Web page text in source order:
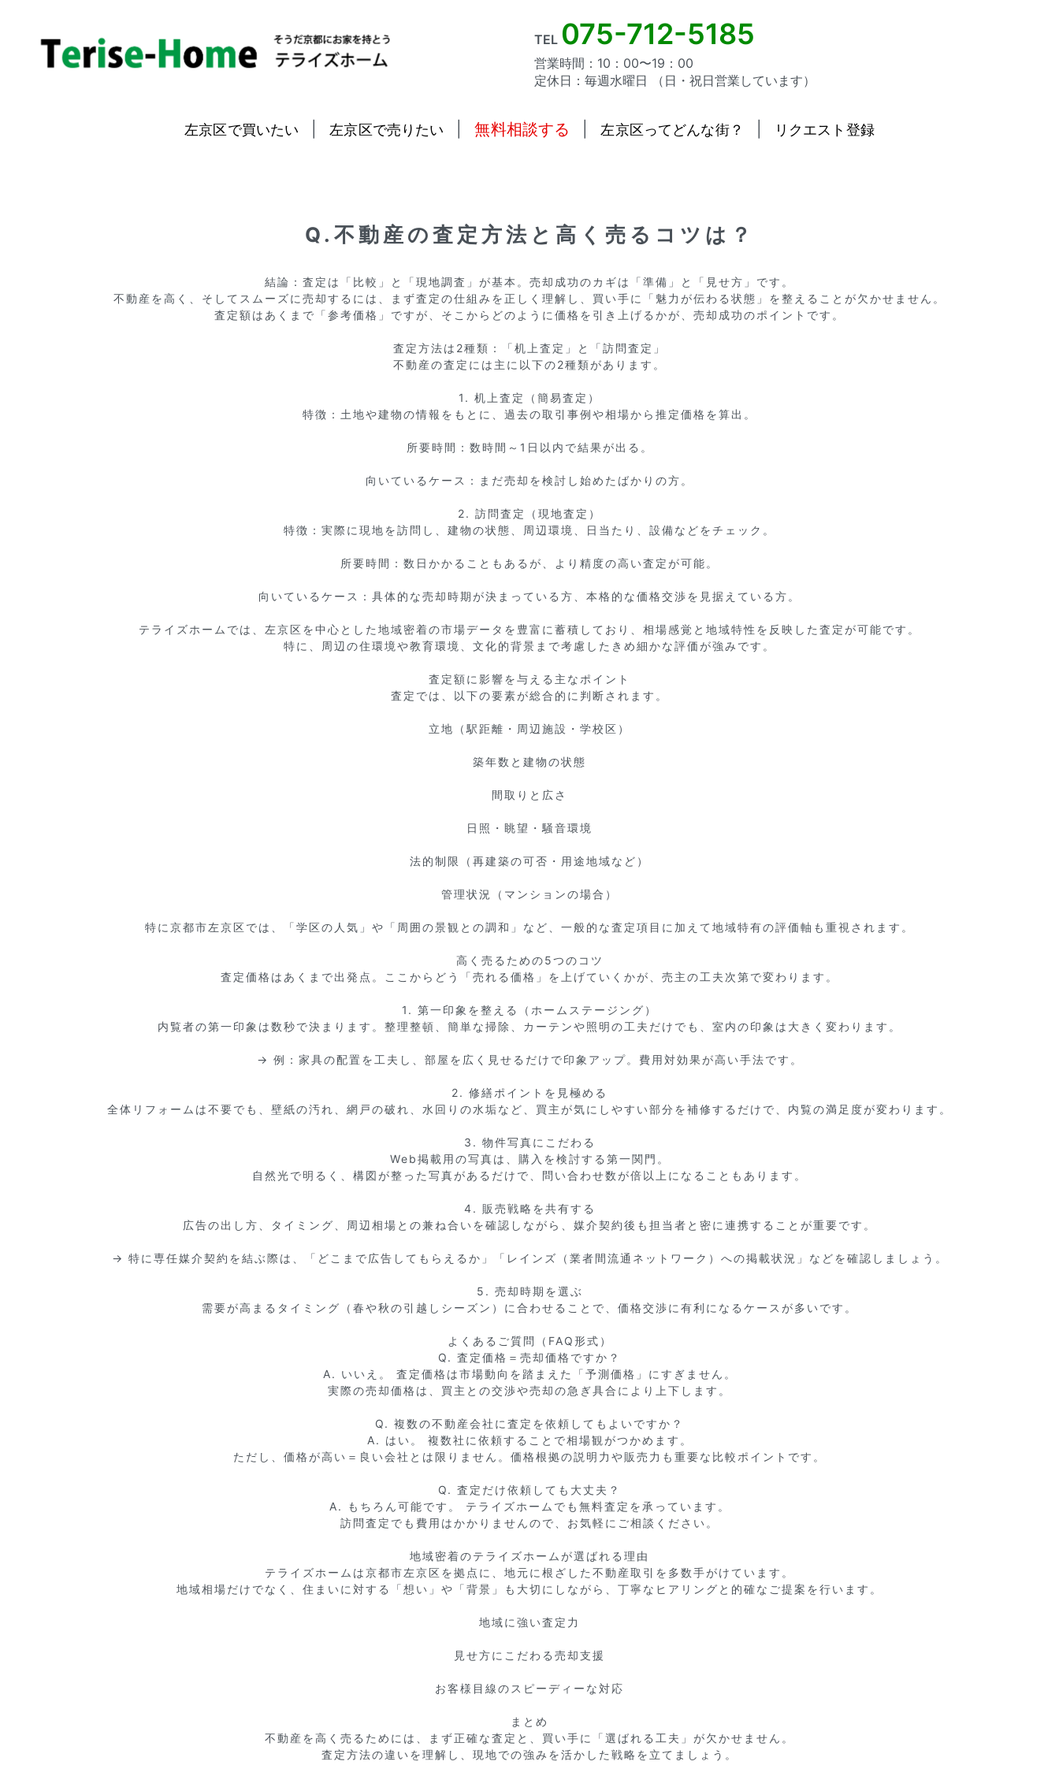
TEL 075-712-5185
営業時間：10：00〜19：00
定休日：毎週水曜日 （日・祝日営業しています）
左京区で買いたい 左京区で売りたい 無料相談する 左京区ってどんな街？ リクエスト登録
Q.不動産の査定方法と高く売るコツは？
結論：査定は「比較」と「現地調査」が基本。売却成功のカギは「準備」と「見せ方」です。
不動産を高く、そしてスムーズに売却するには、まず査定の仕組みを正しく理解し、買い手に「魅力が伝わる状態」を整えることが欠かせません。
査定額はあくまで「参考価格」ですが、そこからどのように価格を引き上げるかが、売却成功のポイントです。
査定方法は2種類：「机上査定」と「訪問査定」
不動産の査定には主に以下の2種類があります。
1. 机上査定（簡易査定）
特徴：土地や建物の情報をもとに、過去の取引事例や相場から推定価格を算出。
所要時間：数時間～1日以内で結果が出る。
向いているケース：まだ売却を検討し始めたばかりの方。
2. 訪問査定（現地査定）
特徴：実際に現地を訪問し、建物の状態、周辺環境、日当たり、設備などをチェック。
所要時間：数日かかることもあるが、より精度の高い査定が可能。
向いているケース：具体的な売却時期が決まっている方、本格的な価格交渉を見据えている方。
テライズホームでは、左京区を中心とした地域密着の市場データを豊富に蓄積しており、相場感覚と地域特性を反映した査定が可能です。
特に、周辺の住環境や教育環境、文化的背景まで考慮したきめ細かな評価が強みです。
査定額に影響を与える主なポイント
査定では、以下の要素が総合的に判断されます。
立地（駅距離・周辺施設・学校区）
築年数と建物の状態
間取りと広さ
日照・眺望・騒音環境
法的制限（再建築の可否・用途地域など）
管理状況（マンションの場合）
特に京都市左京区では、「学区の人気」や「周囲の景観との調和」など、一般的な査定項目に加えて地域特有の評価軸も重視されます。
高く売るための5つのコツ
査定価格はあくまで出発点。ここからどう「売れる価格」を上げていくかが、売主の工夫次第で変わります。
1. 第一印象を整える（ホームステージング）
内覧者の第一印象は数秒で決まります。整理整頓、簡単な掃除、カーテンや照明の工夫だけでも、室内の印象は大きく変わります。
→ 例：家具の配置を工夫し、部屋を広く見せるだけで印象アップ。費用対効果が高い手法です。
2. 修繕ポイントを見極める
全体リフォームは不要でも、壁紙の汚れ、網戸の破れ、水回りの水垢など、買主が気にしやすい部分を補修するだけで、内覧の満足度が変わります。
3. 物件写真にこだわる
Web掲載用の写真は、購入を検討する第一関門。
自然光で明るく、構図が整った写真があるだけで、問い合わせ数が倍以上になることもあります。
4. 販売戦略を共有する
広告の出し方、タイミング、周辺相場との兼ね合いを確認しながら、媒介契約後も担当者と密に連携することが重要です。
→ 特に専任媒介契約を結ぶ際は、「どこまで広告してもらえるか」「レインズ（業者間流通ネットワーク）への掲載状況」などを確認しましょう。
5. 売却時期を選ぶ
需要が高まるタイミング（春や秋の引越しシーズン）に合わせることで、価格交渉に有利になるケースが多いです。
よくあるご質問（FAQ形式）
Q. 査定価格＝売却価格ですか？
A. いいえ。 査定価格は市場動向を踏まえた「予測価格」にすぎません。
実際の売却価格は、買主との交渉や売却の急ぎ具合により上下します。
Q. 複数の不動産会社に査定を依頼してもよいですか？
A. はい。 複数社に依頼することで相場観がつかめます。
ただし、価格が高い＝良い会社とは限りません。価格根拠の説明力や販売力も重要な比較ポイントです。
Q. 査定だけ依頼しても大丈夫？
A. もちろん可能です。 テライズホームでも無料査定を承っています。
訪問査定でも費用はかかりませんので、お気軽にご相談ください。
地域密着のテライズホームが選ばれる理由
テライズホームは京都市左京区を拠点に、地元に根ざした不動産取引を多数手がけています。
地域相場だけでなく、住まいに対する「想い」や「背景」も大切にしながら、丁寧なヒアリングと的確なご提案を行います。
地域に強い査定力
見せ方にこだわる売却支援
お客様目線のスピーディーな対応
まとめ
不動産を高く売るためには、まず正確な査定と、買い手に「選ばれる工夫」が欠かせません。
査定方法の違いを理解し、現地での強みを活かした戦略を立てましょう。